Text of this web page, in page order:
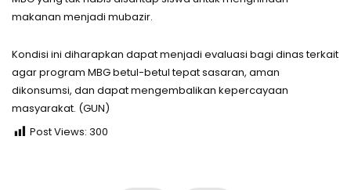
makanan menjadi mubazir.
Kondisi ini diharapkan dapat menjadi evaluasi bagi dinas terkait
agar program MBG betul-betul tepat sasaran, aman
dikonsumsi, dan dapat mengembalikan kepercayaan
masyarakat. (GUN)
Post Views: 300